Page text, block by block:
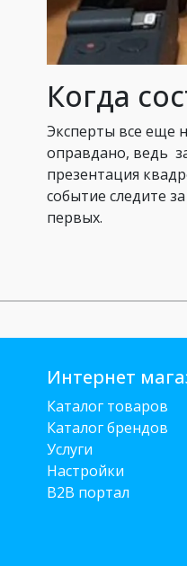
Когда
Эксперты все еще
оправдано, ведь
презентация
событие следите
первых.
Интернет
Каталог товаров
Каталог брендов
Услуги
Настройки
B2B портал